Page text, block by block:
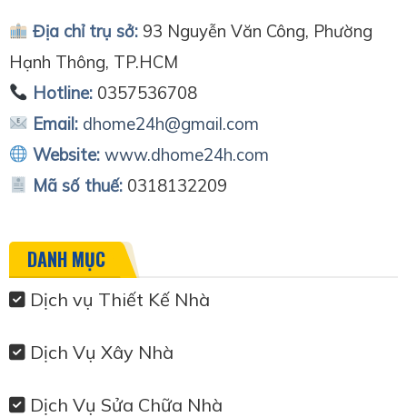
Địa chỉ trụ sở:93 Nguyễn Văn Công, Phường
Hạnh Thông, TP.HCM
Hotline:0357536708
Email: dhome24h@gmail.com
Website: www.dhome24h.com
Mã số thuế: 0318132209
DANH MỤC
Dịch vụ Thiết Kế Nhà
Dịch Vụ Xây Nhà
Dịch Vụ Sửa Chữa Nhà